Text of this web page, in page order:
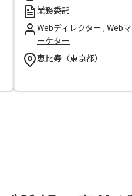
業務委託
Webディレクター , Webマ
ーケター
恵比寿（東京都）